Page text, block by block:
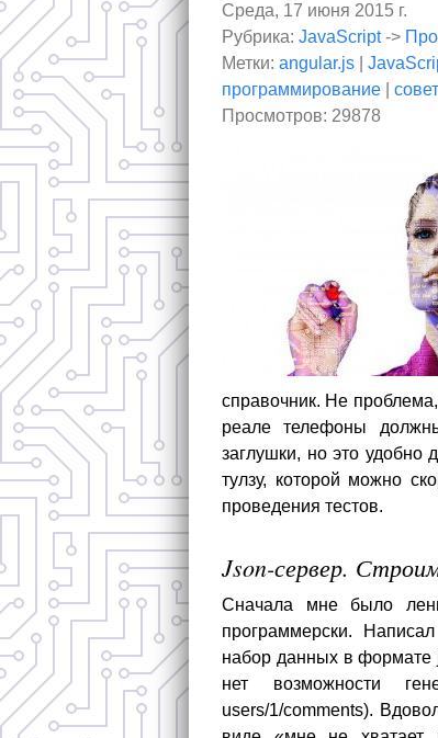
Среда, 17 июня 2015 г.
Рубрика: JavaScript->
Метки: angular.js
программирование
Просмотров: 29878
справочник. Не
реале телефоны
заглушки, но это удобно
тулзу, которой можно
проведения тестов.
Json-сервер.
Сначала мне было
программерски.
набор данных в формате
нет возможности
users/1/comments).